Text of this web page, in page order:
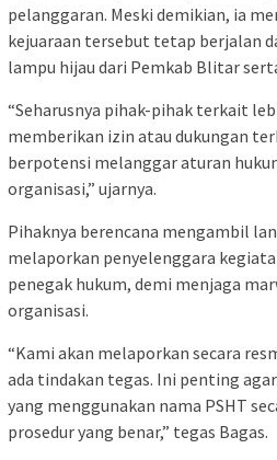
pelanggaran. Meski demikian, ia
kejuaraan tersebut tetap berjalan
lampu hijau dari Pemkab Blitar
“Seharusnya pihak-pihak terkait
memberikan izin atau dukungan
berpotensi melanggar aturan
organisasi,” ujarnya.
Pihaknya berencana mengambil
melaporkan penyelenggara
penegak hukum, demi menjaga
organisasi.
“Kami akan melaporkan secara
ada tindakan tegas. Ini penting
yang menggunakan nama PSHT
prosedur yang benar,” tegas Bagas.